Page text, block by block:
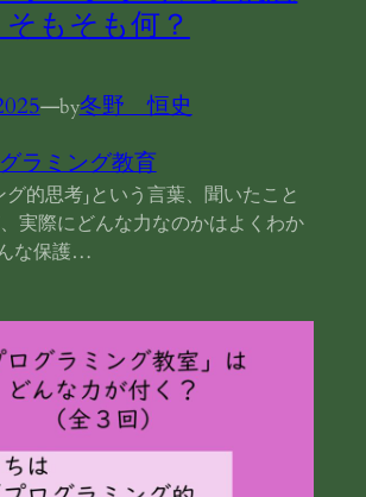
もそも何？
—by冬野 恒史
ラミング教育
グ的思考」という言葉、聞いたこと
実際にどんな力なのかはよくわか
な保護…